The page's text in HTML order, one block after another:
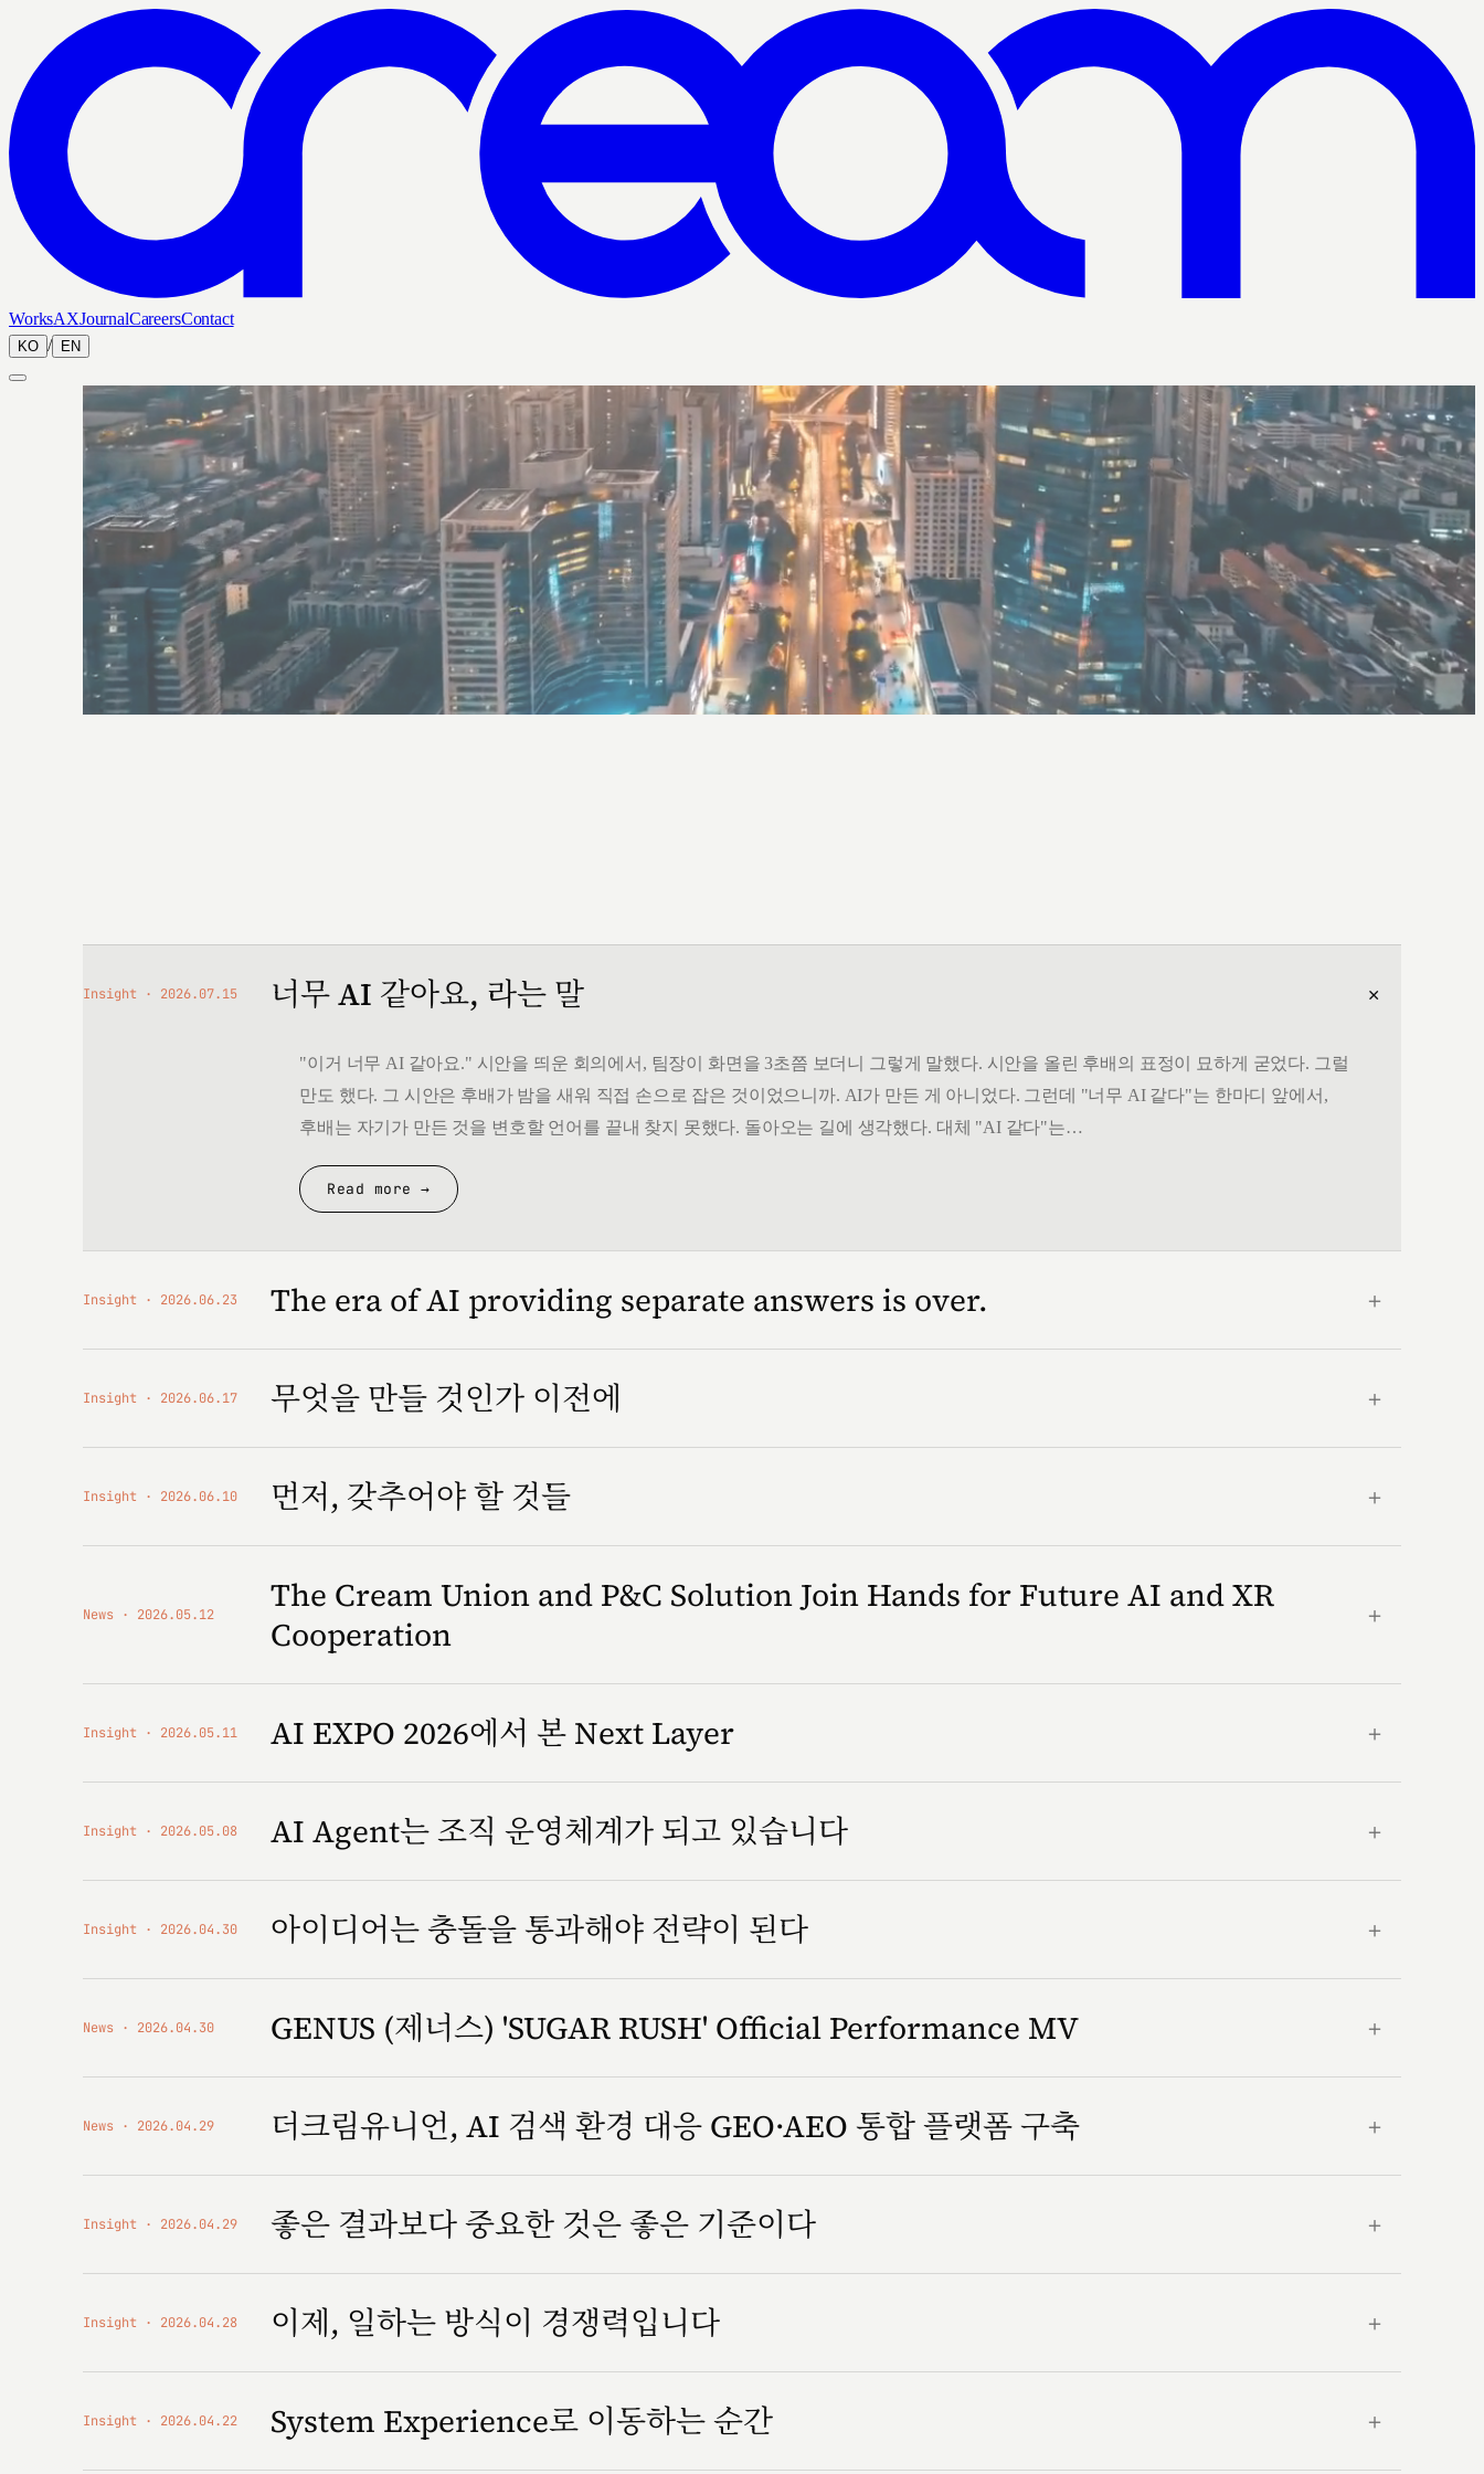
WorksAXJournalCareersContact
KO / EN
Insight 2026.07.15 너무 AI 같아요, 라는 말 ＋
"이거 너무 AI 같아요." 시안을 띄운 회의에서, 팀장이 화면을 3초쯤 보더니 그렇게 말했다. 시안을 올린 후배의 표정이 묘하게 굳었다. 그럴
만도 했다. 그 시안은 후배가 밤을 새워 직접 손으로 잡은 것이었으니까. AI가 만든 게 아니었다. 그런데 "너무 AI 같다"는 한마디 앞에서,
후배는 자기가 만든 것을 변호할 언어를 끝내 찾지 못했다. 돌아오는 길에 생각했다. 대체 "AI 같다"는…
Read more →
Insight 2026.06.23 The era of AI providing separate answers is over. ＋
Insight 2026.06.17 무엇을 만들 것인가 이전에 ＋
Insight 2026.06.10 먼저, 갖추어야 할 것들 ＋
News 2026.05.12
The Cream Union and P&C Solution Join Hands for Future AI and XR
Cooperation
＋
Insight 2026.05.11 AI EXPO 2026에서 본 Next Layer ＋
Insight 2026.05.08 AI Agent는 조직 운영체계가 되고 있습니다 ＋
Insight 2026.04.30 아이디어는 충돌을 통과해야 전략이 된다 ＋
News 2026.04.30 GENUS (제너스) 'SUGAR RUSH' Official Performance MV ＋
News 2026.04.29 더크림유니언, AI 검색 환경 대응 GEO·AEO 통합 플랫폼 구축 ＋
Insight 2026.04.29 좋은 결과보다 중요한 것은 좋은 기준이다 ＋
Insight 2026.04.28 이제, 일하는 방식이 경쟁력입니다 ＋
Insight 2026.04.22 System Experience로 이동하는 순간 ＋